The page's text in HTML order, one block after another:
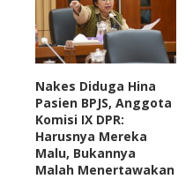
Nakes Diduga Hina
Pasien BPJS, Anggota
Komisi IX DPR:
Harusnya Mereka
Malu, Bukannya
Malah Menertawakan